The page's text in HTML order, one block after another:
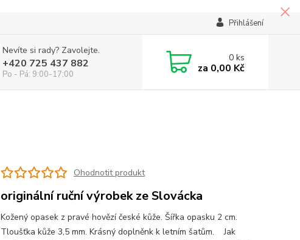
Přihlášení
Nevíte si rady? Zavolejte.
+420 725 437 882
Po - Pá: 9:00-17:00
0ks
za 0,00 Kč
Ohodnotit produkt
originální ruční výrobek ze Slovácka
Kožený opasek z pravé hovězí české kůže. Šířka opasku 2 cm.
Tloušťka kůže 3,5 mm. Krásný doplněnk k letním šatům. Jak